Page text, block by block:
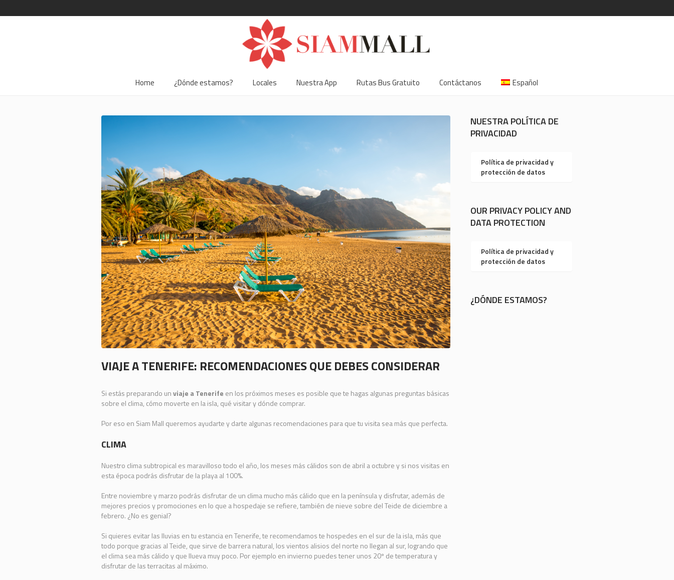
Home ¿Dónde estamos? Locales Nuestra App Rutas Bus Gratuito Contáctanos Español
VIAJE A TENERIFE: RECOMENDACIONES QUE DEBES CONSIDERAR
Si estás preparando unviaje a Tenerife en los próximos meses es posible que te hagas algunas preguntas básicas
sobre el clima, cómo moverte en la isla, qué visitar y dónde comprar.
Por eso en Siam Mall queremos ayudarte y darte algunas recomendaciones para que tu visita sea más que perfecta.
CLIMA
Nuestro clima subtropical es maravilloso todo el año, los meses más cálidos son de abril a octubre y si nos visitas en
esta época podrás disfrutar de la playa al 100%.
Entre noviembre y marzo podrás disfrutar de un clima mucho más cálido que en la península y disfrutar, además de
mejores precios y promociones en lo que a hospedaje se refiere, también de nieve sobre del Teide de diciembre a
febrero. ¿No es genial?
Si quieres evitar las lluvias en tu estancia en Tenerife, te recomendamos te hospedes en el sur de la isla, más que
todo porque gracias al Teide, que sirve de barrera natural, los vientos alisios del norte no llegan al sur, logrando que
el clima sea más cálido y que llueva muy poco. Por ejemplo en invierno puedes tener unos 20º de temperatura y
disfrutar de las terracitas al máximo.
NUESTRA POLÍTICA DE
PRIVACIDAD
Política de privacidad y
protección de datos
OUR PRIVACY POLICY AND
DATA PROTECTION
Política de privacidad y
protección de datos
¿DÓNDE ESTAMOS?